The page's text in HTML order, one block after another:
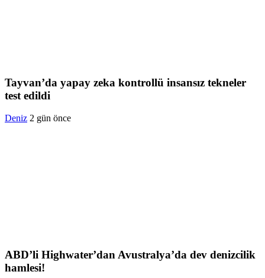
Tayvan’da yapay zeka kontrollü insansız tekneler
test edildi
Deniz 2 gün önce
ABD’li Highwater’dan Avustralya’da dev denizcilik
hamlesi!